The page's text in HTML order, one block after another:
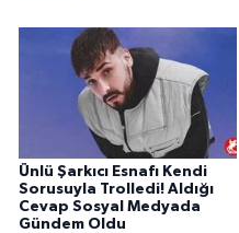
Ünlü Şarkıcı Esnafı Kendi
Sorusuyla Trolledi! Aldığı
Cevap Sosyal Medyada
Gündem Oldu